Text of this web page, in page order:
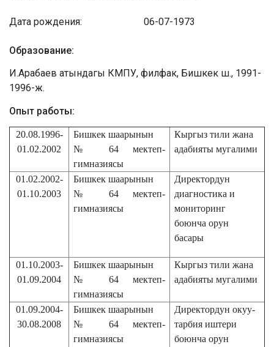
Дата рождения: 06-07-1973
Образование:
И.Арабаев атындагы КМПУ, филфак, Бишкек ш., 1991-
1996-ж.
Опыт работы:
20.08.1996-
01.02.2002
Бишкек шаарынын
№ 64 мектеп-
гимназиясы
Кыргыз тили жана
адабияты мугалими
01.02.2002-
01.10.2003
Бишкек шаарынын
№ 64 мектеп-
гимназиясы
Директордун
диагностика и
мониторинг
боюнчаорун
басары
01.10.2003-
01.09.2004
Бишкек шаарынын
№ 64 мектеп-
гимназиясы
Кыргыз тили жана
адабияты мугалими
01.09.2004-
30.08.2008
Бишкек шаарынын
№ 64 мектеп-
гимназиясы
Директордун окуу-
тарбия иштери
боюнча орун